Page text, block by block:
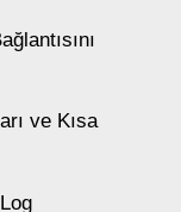
ve Kısa